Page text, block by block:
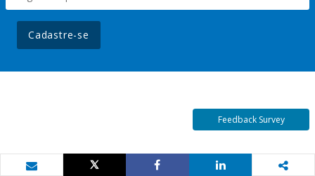
Cadastre-se
Feedback Survey